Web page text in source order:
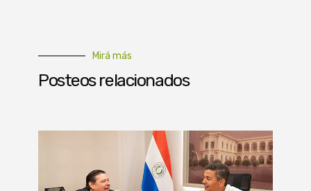
Mirá más
Posteos relacionados